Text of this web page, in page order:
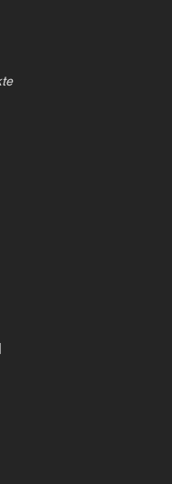
aenean massa. cum
dis parturient
quam felis,